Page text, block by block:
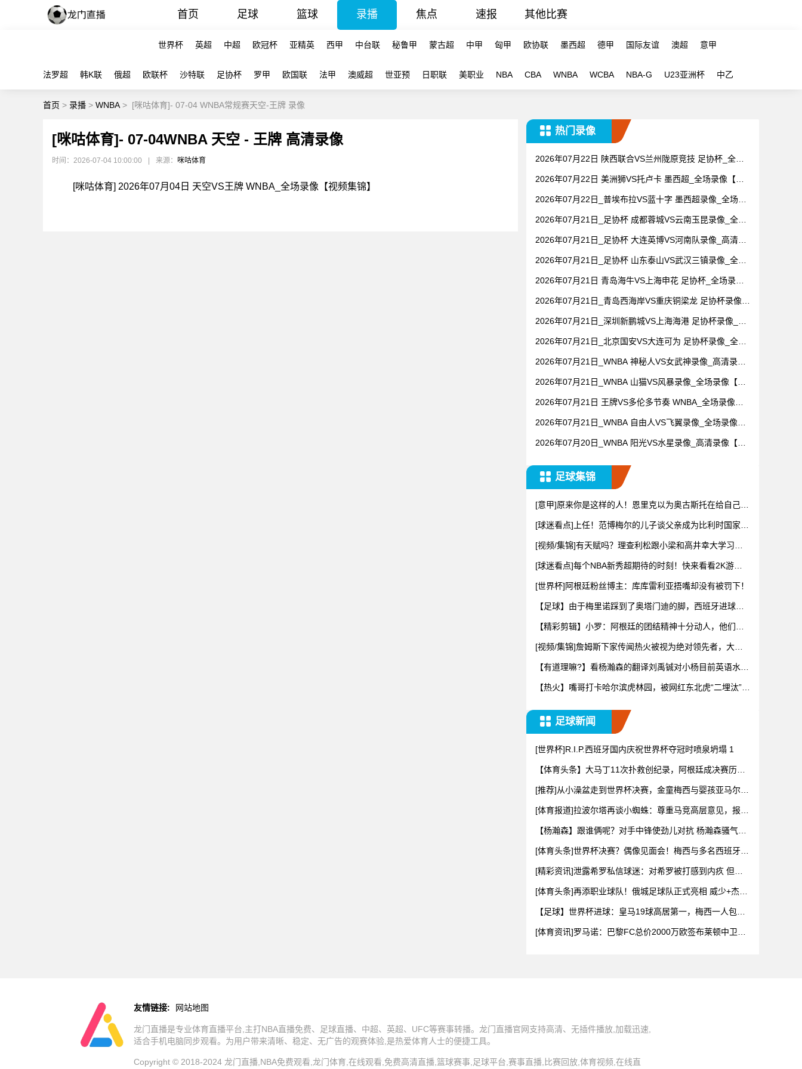
首页 足球 篮球 录播 焦点 速报 其他比赛
世界杯 英超 中超 欧冠杯 亚精英 西甲 中台联 秘鲁甲 蒙古超 中甲 匈甲 欧协联 墨西超 德甲 国际友谊 澳超 意甲
法罗超 韩K联 俄超 欧联杯 沙特联 足协杯 罗甲 欧国联 法甲 澳威超 世亚预 日职联 美职业 NBA CBA WNBA WCBA NBA-G U23亚洲杯 中乙
首页 > 录播 > WNBA > [咪咕体育]- 07-04 WNBA常规赛天空-王牌 录像
[咪咕体育]- 07-04WNBA 天空 - 王牌 高清录像
时间：2026-07-04 10:00:00 来源： 咪咕体育
[咪咕体育] 2026年07月04日 天空VS王牌 WNBA_全场录像【视频集锦】
热门录像
2026年07月22日 陕西联合VS兰州陇原竞技 足协杯_全场
2026年07月22日 美洲狮VS托卢卡 墨西超_全场录像【全
2026年07月22日_普埃布拉VS蓝十字 墨西超录像_全场录
2026年07月21日_足协杯 成都蓉城VS云南玉昆录像_全场
2026年07月21日_足协杯 大连英博VS河南队录像_高清录
2026年07月21日_足协杯 山东泰山VS武汉三镇录像_全场
2026年07月21日 青岛海牛VS上海申花 足协杯_全场录像
2026年07月21日_青岛西海岸VS重庆铜梁龙 足协杯录像_
2026年07月21日_深圳新鹏城VS上海海港 足协杯录像_全
2026年07月21日_北京国安VS大连可为 足协杯录像_全场
2026年07月21日_WNBA 神秘人VS女武神录像_高清录像
2026年07月21日_WNBA 山猫VS风暴录像_全场录像【视
2026年07月21日 王牌VS多伦多节奏 WNBA_全场录像
2026年07月21日_WNBA 自由人VS飞翼录像_全场录像
2026年07月20日_WNBA 阳光VS水星录像_高清录像【全
足球集锦
[意甲]原来你是这样的人！恩里克以为奥古斯托在给自己拍
[球迷看点]上任！范博梅尔的儿子谈父亲成为比利时国家队
[视频/集锦]有天赋吗？理查利松跟小梁和高井幸大学习韩
[球迷看点]每个NBA新秀超期待的时刻！快来看看2K游戏
[世界杯]阿根廷粉丝博主：库库雷利亚捂嘴却没有被罚下！
【足球】由于梅里诺踩到了奥塔门迪的脚，西班牙进球无
【精彩剪辑】小罗：阿根廷的团结精神十分动人，他们还
[视频/集锦]詹姆斯下家传闻热火被视为绝对领先者，大史
【有道理嘛?】看杨瀚森的翻译刘禹铖对小杨目前英语水平
【热火】嘴哥打卡哈尔滨虎林园，被网红东北虎“二埋汰”狠
足球新闻
[世界杯]R.I.P.西班牙国内庆祝世界杯夺冠时喷泉坍塌 1
【体育头条】大马丁11次扑救创纪录，阿根廷成决赛历史
[推荐]从小澡盆走到世界杯决赛，金童梅西与婴孩亚马尔的
[体育报道]拉波尔塔再谈小蜘蛛：尊重马竞高层意见，报价
【杨瀚森】跟谁俩呢？对手中锋使劲儿对抗 杨瀚森骚气转
[体育头条]世界杯决赛？偶像见面会！梅西与多名西班牙国
[精彩资讯]泄露希罗私信球迷：对希罗被打感到内疚 但私
[体育头条]再添职业球队！俄城足球队正式亮相 威少+杰伦
【足球】世界杯进球：皇马19球高居第一，梅西一人包揽
[体育资讯]罗马诺：巴黎FC总价2000万欧签布莱顿中卫库
友情链接: 网站地图
龙门直播是专业体育直播平台,主打NBA直播免费、足球直播、中超、英超、UFC等赛事转播。龙门直播官网支持高清、无插件播放,加载迅速,
适合手机电脑同步观看。为用户带来清晰、稳定、无广告的观赛体验,是热爱体育人士的便捷工具。
Copyright © 2018-2024 龙门直播,NBA免费观看,龙门体育,在线观看,免费高清直播,篮球赛事,足球平台,赛事直播,比赛回放,体育视频,在线直